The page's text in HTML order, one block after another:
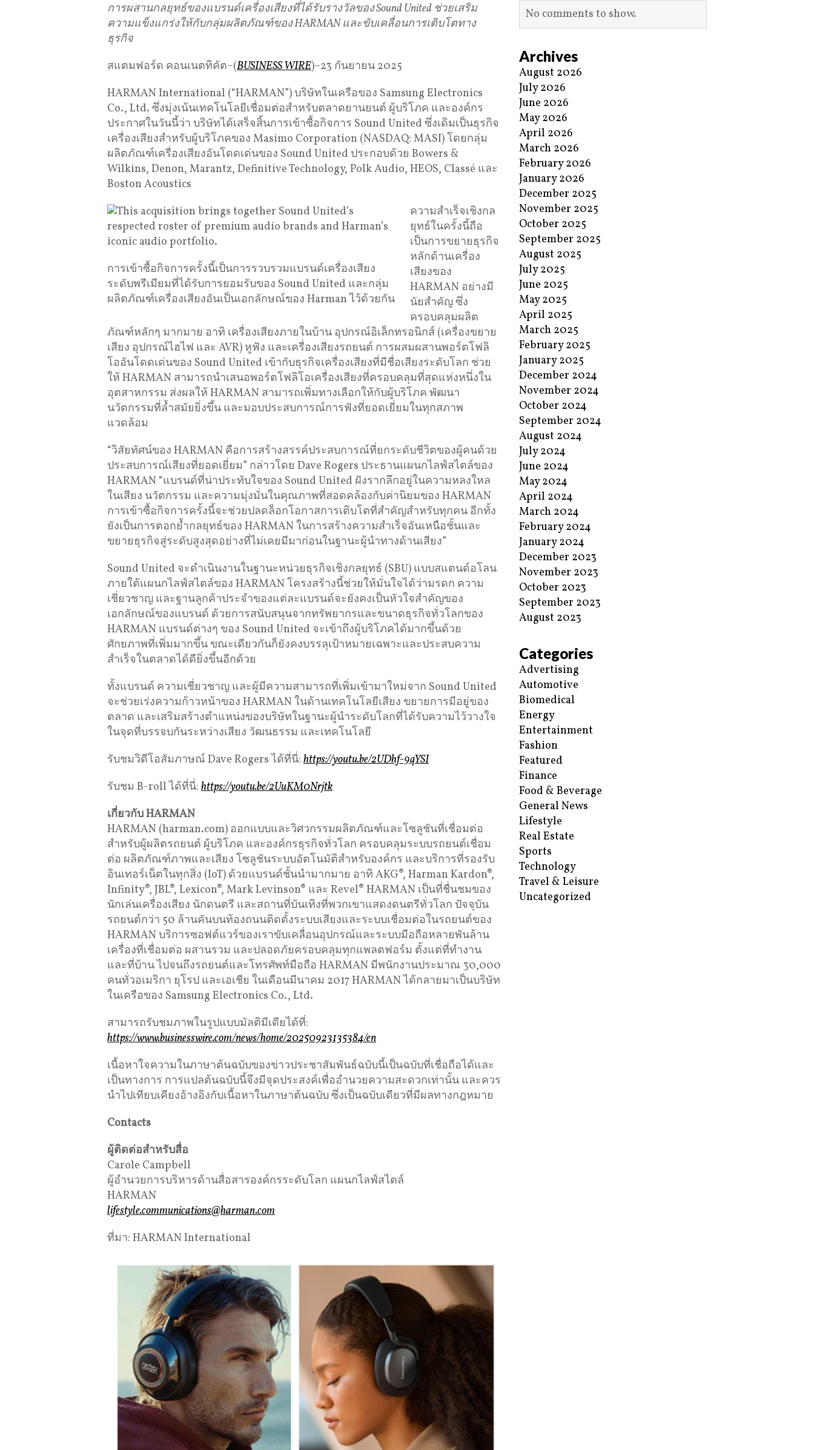
การผสานกลยุทธ์ของแบรนด์เครื่องเสียงที่ได้รับรางวัลของSound United ช่วยเสริม
ความแข็งแกร่งให้กับกลุ่มผลิตภัณฑ์ของHARMANและขับเคลื่อนการเติบโตทาง
ธุรกิจ
สแตมฟอร์ด คอนเนตทิคัต–(BUSINESS WIRE)–23 กันยายน 2025
HARMAN International (“HARMAN”) บริษัทในเครือของ Samsung Electronics
Co., Ltd. ซึ่งมุ่งเน้นเทคโนโลยีเชื่อมต่อสำหรับตลาดยานยนต์ ผู้บริโภค และองค์กร
ประกาศในวันนี้ว่า บริษัทได้เสร็จสิ้นการเข้าซื้อกิจการ Sound United ซึ่งเดิมเป็นธุรกิจ
เครื่องเสียงสำหรับผู้บริโภคของ Masimo Corporation (NASDAQ: MASI) โดยกลุ่ม
ผลิตภัณฑ์เครื่องเสียงอันโดดเด่นของ Sound United ประกอบด้วย Bowers &
Wilkins, Denon, Marantz, Definitive Technology, Polk Audio, HEOS, Classé และ
Boston Acoustics
การเข้าซื้อกิจการครั้งนี้เป็นการรวบรวมแบรนด์เครื่องเสียง
ระดับพรีเมียมที่ได้รับการยอมรับของ Sound United และกลุ่ม
ผลิตภัณฑ์เครื่องเสียงอันเป็นเอกลักษณ์ของ Harman ไว้ด้วยกัน
ความสำเร็จเชิงกล
ยุทธ์ในครั้งนี้ถือ
เป็นการขยายธุรกิจ
หลักด้านเครื่อง
เสียงของ
HARMAN อย่างมี
นัยสำคัญ ซึ่ง
ครอบคลุมผลิต
ภัณฑ์หลักๆ มากมาย อาทิ เครื่องเสียงภายในบ้าน อุปกรณ์อิเล็กทรอนิกส์ (เครื่องขยาย
เสียง อุปกรณ์ไฮไฟ และ AVR) หูฟัง และเครื่องเสียงรถยนต์ การผสมผสานพอร์ตโฟลิ
โออันโดดเด่นของ Sound United เข้ากับธุรกิจเครื่องเสียงที่มีชื่อเสียงระดับโลก ช่วย
ให้ HARMAN สามารถนำเสนอพอร์ตโฟลิโอเครื่องเสียงที่ครอบคลุมที่สุดแห่งหนึ่งใน
อุตสาหกรรม ส่งผลให้ HARMAN สามารถเพิ่มทางเลือกให้กับผู้บริโภค พัฒนา
นวัตกรรมที่ล้ำสมัยยิ่งขึ้น และมอบประสบการณ์การฟังที่ยอดเยี่ยมในทุกสภาพ
แวดล้อม
“วิสัยทัศน์ของ HARMAN คือการสร้างสรรค์ประสบการณ์ที่ยกระดับชีวิตของผู้คนด้วย
ประสบการณ์เสียงที่ยอดเยี่ยม” กล่าวโดย Dave Rogers ประธานแผนกไลฟ์สไตล์ของ
HARMAN “แบรนด์ที่น่าประทับใจของ Sound United ฝังรากลึกอยู่ในความหลงใหล
ในเสียง นวัตกรรม และความมุ่งมั่นในคุณภาพที่สอดคล้องกับค่านิยมของ HARMAN
การเข้าซื้อกิจการครั้งนี้จะช่วยปลดล็อกโอกาสการเติบโตที่สำคัญสำหรับทุกคน อีกทั้ง
ยังเป็นการตอกย้ำกลยุทธ์ของ HARMAN ในการสร้างความสำเร็จอันเหนือชั้นและ
ขยายธุรกิจสู่ระดับสูงสุดอย่างที่ไม่เคยมีมาก่อนในฐานะผู้นำทางด้านเสียง”
Sound United จะดำเนินงานในฐานะหน่วยธุรกิจเชิงกลยุทธ์ (SBU) แบบสแตนด์อโลน
ภายใต้แผนกไลฟ์สไตล์ของ HARMAN โครงสร้างนี้ช่วยให้มั่นใจได้ว่ามรดก ความ
เชี่ยวชาญ และฐานลูกค้าประจำของแต่ละแบรนด์จะยังคงเป็นหัวใจสำคัญของ
เอกลักษณ์ของแบรนด์ ด้วยการสนับสนุนจากทรัพยากรและขนาดธุรกิจทั่วโลกของ
HARMAN แบรนด์ต่างๆ ของ Sound United จะเข้าถึงผู้บริโภคได้มากขึ้นด้วย
ศักยภาพที่เพิ่มมากขึ้น ขณะเดียวกันก็ยังคงบรรลุเป้าหมายเฉพาะและประสบความ
สำเร็จในตลาดได้ดียิ่งขึ้นอีกด้วย
ทั้งแบรนด์ ความเชี่ยวชาญ และผู้มีความสามารถที่เพิ่มเข้ามาใหม่จาก Sound United
จะช่วยเร่งความก้าวหน้าของ HARMAN ในด้านเทคโนโลยีเสียง ขยายการมีอยู่ของ
ตลาด และเสริมสร้างตำแหน่งของบริษัทในฐานะผู้นำระดับโลกที่ได้รับความไว้วางใจ
ในจุดที่บรรจบกันระหว่างเสียง วัฒนธรรม และเทคโนโลยี
รับชมวิดีโอสัมภาษณ์ Dave Rogers ได้ที่นี่: https://youtu.be/2UDhf-9qYSI
รับชม B-roll ได้ที่นี่: https://youtu.be/2UuKM0Nrjtk
เกี่ยวกับHARMAN
HARMAN (harman.com) ออกแบบและวิศวกรรมผลิตภัณฑ์และโซลูชันที่เชื่อมต่อ
สำหรับผู้ผลิตรถยนต์ ผู้บริโภค และองค์กรธุรกิจทั่วโลก ครอบคลุมระบบรถยนต์เชื่อม
ต่อ ผลิตภัณฑ์ภาพและเสียง โซลูชันระบบอัตโนมัติสำหรับองค์กร และบริการที่รองรับ
อินเทอร์เน็ตในทุกสิ่ง (IoT) ด้วยแบรนด์ชั้นนำมากมาย อาทิ AKG®, Harman Kardon®,
Infinity®, JBL®, Lexicon®, Mark Levinson® และ Revel® HARMAN เป็นที่ชื่นชมของ
นักเล่นเครื่องเสียง นักดนตรี และสถานที่บันเทิงที่พวกเขาแสดงดนตรีทั่วโลก ปัจจุบัน
รถยนต์กว่า 50 ล้านคันบนท้องถนนติดตั้งระบบเสียงและระบบเชื่อมต่อในรถยนต์ของ
HARMAN บริการซอฟต์แวร์ของเราขับเคลื่อนอุปกรณ์และระบบมือถือหลายพันล้าน
เครื่องที่เชื่อมต่อ ผสานรวม และปลอดภัยครอบคลุมทุกแพลตฟอร์ม ตั้งแต่ที่ทำงาน
และที่บ้าน ไปจนถึงรถยนต์และโทรศัพท์มือถือ HARMAN มีพนักงานประมาณ 30,000
คนทั่วอเมริกา ยุโรป และเอเชีย ในเดือนมีนาคม 2017 HARMAN ได้กลายมาเป็นบริษัท
ในเครือของ Samsung Electronics Co., Ltd.
สามารถรับชมภาพในรูปแบบมัลติมีเดียได้ที่:
https://www.businesswire.com/news/home/20250923135384/en
เนื้อหาใจความในภาษาต้นฉบับของข่าวประชาสัมพันธ์ฉบับนี้เป็นฉบับที่เชื่อถือได้และ
เป็นทางการ การแปลต้นฉบับนี้จึงมีจุดประสงค์เพื่ออำนวยความสะดวกเท่านั้น และควร
นำไปเทียบเคียงอ้างอิงกับเนื้อหาในภาษาต้นฉบับ ซึ่งเป็นฉบับเดียวที่มีผลทางกฎหมาย
Contacts
ผู้ติดต่อสำหรับสื่อ
Carole Campbell
ผู้อำนวยการบริหารด้านสื่อสารองค์กรระดับโลก แผนกไลฟ์สไตล์
HARMAN
lifestyle.communications@harman.com
ที่มา: HARMAN International
No comments to show.
Archives
August 2026
July 2026
June 2026
May 2026
April 2026
March 2026
February 2026
January 2026
December 2025
November 2025
October 2025
September 2025
August 2025
July 2025
June 2025
May 2025
April 2025
March 2025
February 2025
January 2025
December 2024
November 2024
October 2024
September 2024
August 2024
July 2024
June 2024
May 2024
April 2024
March 2024
February 2024
January 2024
December 2023
November 2023
October 2023
September 2023
August 2023
Categories
Advertising
Automotive
Biomedical
Energy
Entertainment
Fashion
Featured
Finance
Food & Beverage
General News
Lifestyle
Real Estate
Sports
Technology
Travel & Leisure
Uncategorized